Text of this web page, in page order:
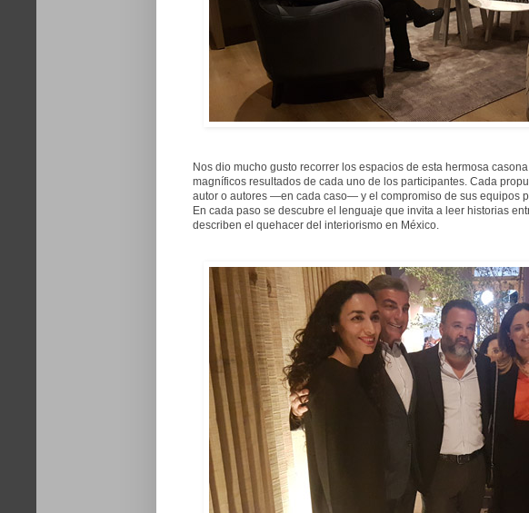
Nos dio mucho gusto recorrer los espacios de esta hermosa
magníficos resultados de cada uno de los participantes. Cada
autor o autores —en cada caso— y el compromiso de sus equipos
En cada paso se descubre el lenguaje que invita a leer historias
describen el quehacer del interiorismo en México.